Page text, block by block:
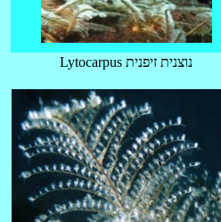
Lytocarpus נוצנית זיפנית